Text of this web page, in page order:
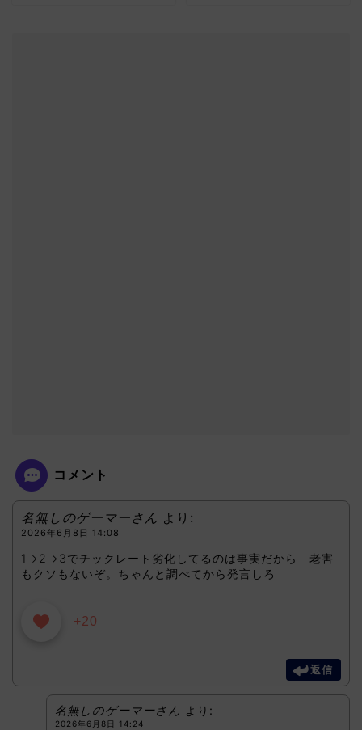
コメント
名無しのゲーマーさん より:
2026年6月8日 14:08
1→2→3でチックレート劣化してるのは事実だから 老害
もクソもないぞ。ちゃんと調べてから発言しろ
+20
返信
名無しのゲーマーさん より:
2026年6月8日 14:24